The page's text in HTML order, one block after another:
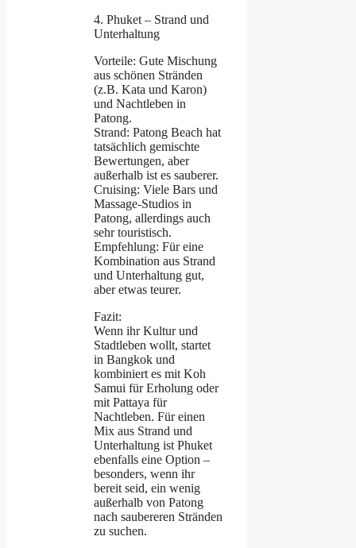
4. Phuket – Strand und
Unterhaltung
Vorteile: Gute Mischung
aus schönen Stränden
(z.B. Kata und Karon)
und Nachtleben in
Patong.
Strand: Patong Beach hat
tatsächlich gemischte
Bewertungen, aber
außerhalb ist es sauberer.
Cruising: Viele Bars und
Massage-Studios in
Patong, allerdings auch
sehr touristisch.
Empfehlung: Für eine
Kombination aus Strand
und Unterhaltung gut,
aber etwas teurer.
Fazit:
Wenn ihr Kultur und
Stadtleben wollt, startet
in Bangkok und
kombiniert es mit Koh
Samui für Erholung oder
mit Pattaya für
Nachtleben. Für einen
Mix aus Strand und
Unterhaltung ist Phuket
ebenfalls eine Option –
besonders, wenn ihr
bereit seid, ein wenig
außerhalb von Patong
nach saubereren Stränden
zu suchen.